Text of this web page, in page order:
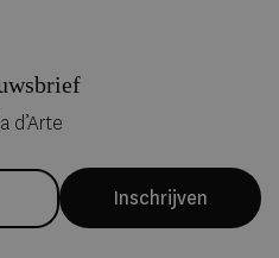
d’Arte
Inschrijven